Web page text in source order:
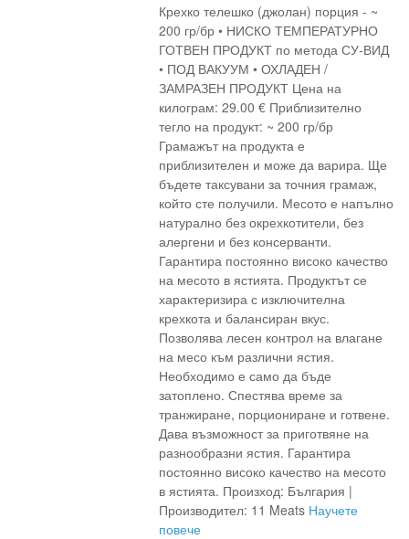
Крехко телешко (джолан) порция - ~
200 гр/бр • НИСКО ТЕМПЕРАТУРНО
ГОТВЕН ПРОДУКТ по метода СУ-ВИД
• ПОД ВАКУУМ • ОХЛАДЕН /
ЗАМРАЗЕН ПРОДУКТ Цена на
килограм: 29.00 € Приблизително
тегло на продукт: ~ 200 гр/бр
Грамажът на продукта е
приблизителен и може да варира. Ще
бъдете таксувани за точния грамаж,
който сте получили. Месото е напълно
натурално без окрехкотители, без
алергени и без консерванти.
Гарантира постоянно високо качество
на месото в ястията. Продуктът се
характеризира с изключителна
крехкота и балансиран вкус.
Позволява лесен контрол на влагане
на месо към различни ястия.
Необходимо е само да бъде
затоплено. Спестява време за
транжиране, порциониране и готвене.
Дава възможност за приготвяне на
разнообразни ястия. Гарантира
постоянно високо качество на месото
в ястията. Произход: България |
Производител: 11 Meats Научете
повече